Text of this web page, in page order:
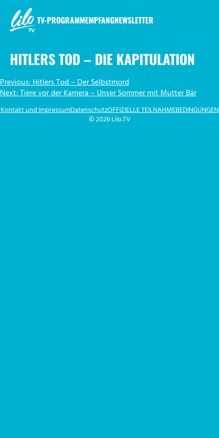
Inhalt
springen
TV-PROGRAMMEMPFANGNEWSLETTER
HITLERS TOD – DIE KAPITULATION
BEITRAGSNAVIGATION
Previous:Hitlers Tod – Der Selbstmord
Next:Tiere vor der Kamera – Unser Sommer mit Mutter Bär
© 2026 Lilo.TV
Kontakt und ImpressumDatenschutzOFFIZIELLE TEILNAHMEBEDINGUNGEN